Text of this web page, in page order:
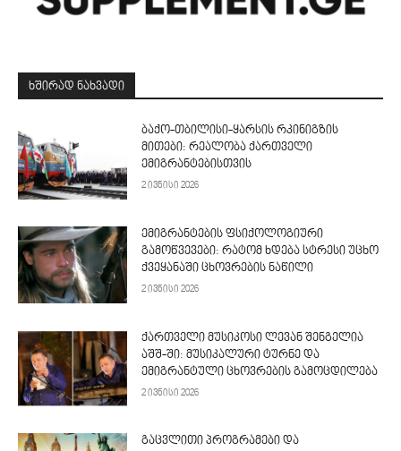
ᲮᲨᲘᲠᲐᲓ ᲜᲐᲮᲕᲐᲓᲘ
ბაქო-თბილისი-ყარსის რკინიგზის
მითები: რეალობა ქართველი
ემიგრანტებისთვის
2 ივნისი 2026
ემიგრანტების ფსიქოლოგიური
გამოწვევები: რატომ ხდება სტრესი უცხო
ქვეყანაში ცხოვრების ნაწილი
2 ივნისი 2026
ქართველი მუსიკოსი ლევან შენგელია
აშშ-ში: მუსიკალური ტურნე და
ემიგრანტული ცხოვრების გამოცდილება
2 ივნისი 2026
გაცვლითი პროგრამები და